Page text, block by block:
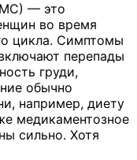
— это
во время
цикла. Симптомы
перепады
груди,
обычно
например, диету
медикаментозное
сильно. Хотя